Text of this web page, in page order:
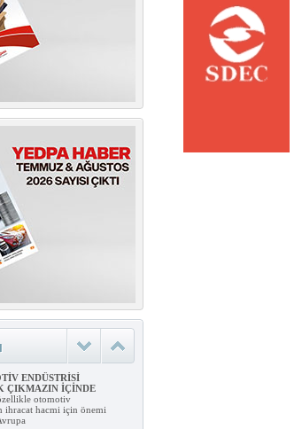
HOLLANDA
sizlere kısa ama
ENDÜSTRİSİ
ÇIKMAZIN İÇİNDE
otomotiv
ihracat hacmi için önemi